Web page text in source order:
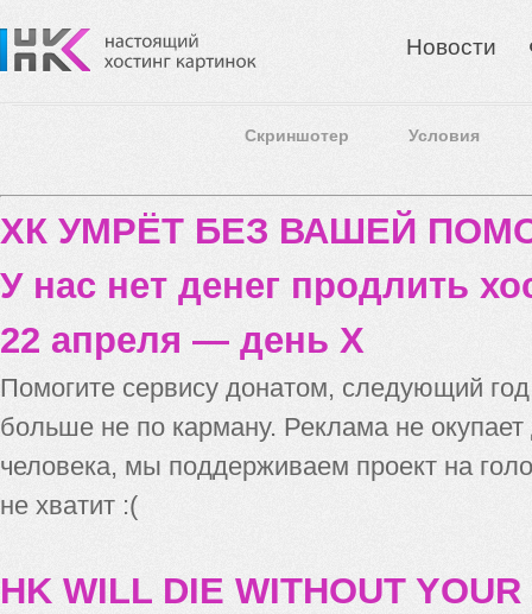
Новости
Скриншотер Условия
ХК УМРЁТ БЕЗ ВАШЕЙ
У нас нет денег продлить
22 апреля — день X
Помогите сервису донатом, следующий
больше не по карману. Реклама не
человека, мы поддерживаем проект на
не хватит :(
HK WILL DIE WITHOUT